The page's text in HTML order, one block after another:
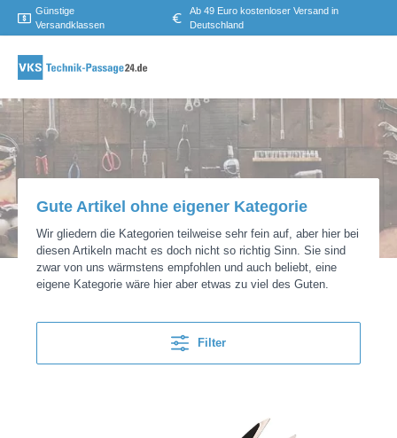
Günstige
Versandklassen
Ab 49 Euro kostenloser Versand in
Deutschland
Gute Artikel ohne eigener Kategorie
Wir gliedern die Kategorien teilweise sehr fein auf, aber hier bei
diesen Artikeln macht es doch nicht so richtig Sinn. Sie sind
zwar von uns wärmstens empfohlen und auch beliebt, eine
eigene Kategorie wäre hier aber etwas zu viel des Guten.
Filter